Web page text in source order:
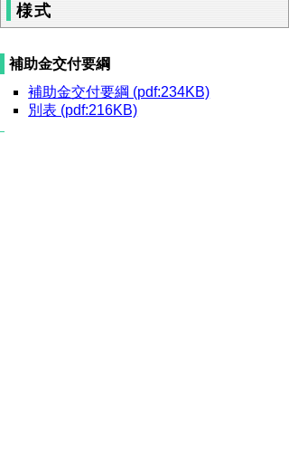
様式
補助金交付要綱
補助金交付要綱 (pdf:234KB)
別表 (pdf:216KB)